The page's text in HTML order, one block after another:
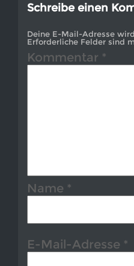
Schreibe einen
Deine E-Mail-Adresse
Erforderliche Felder sind
Kommentar *
Name *
E-Mail-Adresse *